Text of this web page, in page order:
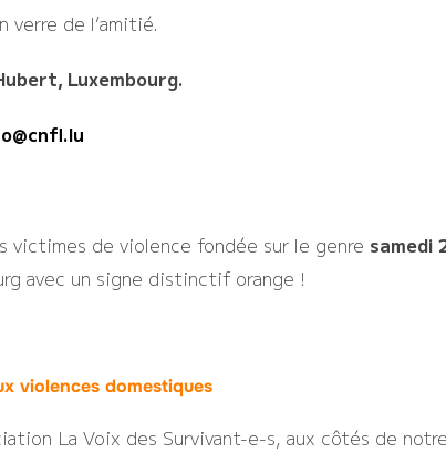
verre de l’amitié.
, Luxembourg.
victimes de violence fondée sur le genre samedi
avec un signe distinctif orange !
violences domestiques
La Voix des Survivant-e-s, aux côtés de